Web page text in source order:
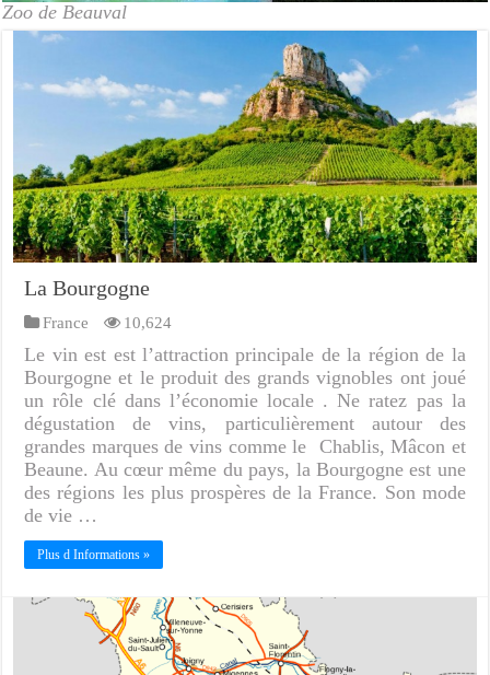
Zoo de Beauval
La Bourgogne
France 10,624
Le vin est est l’attraction principale de la région de la
Bourgogne et le produit des grands vignobles ont joué
un rôle clé dans l’économie locale . Ne ratez pas la
dégustation de vins, particulièrement autour des
grandes marques de vins comme le Chablis, Mâcon et
Beaune. Au cœur même du pays, la Bourgogne est une
des régions les plus prospères de la France. Son mode
de vie …
Plus d Informations »